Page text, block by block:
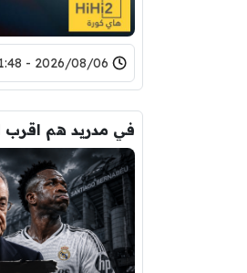
2026/08/06 - 21:48
في مدريد هم اقرب